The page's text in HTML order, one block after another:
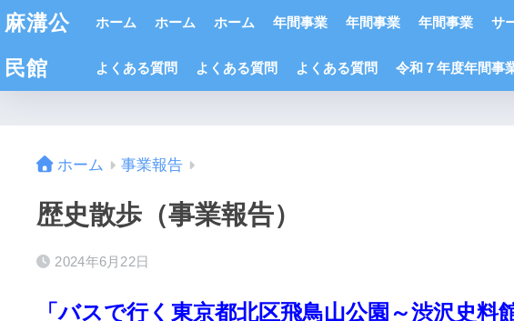
麻溝公
民館
ホーム ホーム ホーム 年間事業 年間事業 年間事業 サ
よくある質問 よくある質問 よくある質問 令和７年度年間事
ホーム 事業報告
歴史散歩（事業報告）
2024年6月22日
「バスで行く東京都北区飛鳥山公園～渋沢史料